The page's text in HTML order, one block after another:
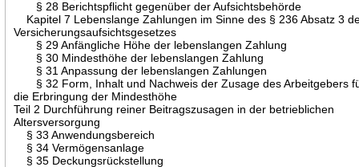
§ 28 Berichtspflicht gegenüber der Aufsichtsbehörde
Kapitel 7 Lebenslange Zahlungen im Sinne des § 236 Absatz 3
Versicherungsaufsichtsgesetzes
§ 29 Anfängliche Höhe der lebenslangen Zahlung
§ 30 Mindesthöhe der lebenslangen Zahlung
§ 31 Anpassung der lebenslangen Zahlungen
§ 32 Form, Inhalt und Nachweis der Zusage des Arbeitgebers
die Erbringung der Mindesthöhe
Teil 2 Durchführung reiner Beitragszusagen in der betrieblichen
Altersversorgung
§ 33 Anwendungsbereich
§ 34 Vermögensanlage
§ 35 Deckungsrückstellung